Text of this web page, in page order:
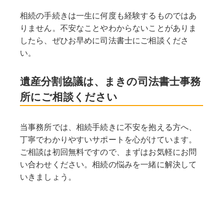
相続の手続きは一生に何度も経験するものではあ
りません。不安なことやわからないことがありま
したら、ぜひお早めに司法書士にご相談くださ
い。
遺産分割協議は、まきの司法書士事務
所にご相談ください
当事務所では、相続手続きに不安を抱える方へ、
丁寧でわかりやすいサポートを心がけています。
ご相談は初回無料ですので、まずはお気軽にお問
い合わせください。相続の悩みを一緒に解決して
いきましょう。